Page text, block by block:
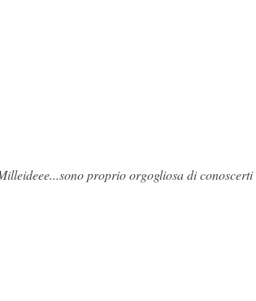
proprio orgogliosa di conoscerti